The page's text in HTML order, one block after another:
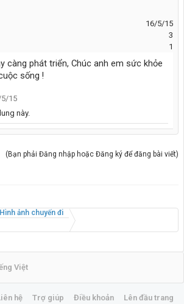
16/5/15
3
1
càng phát triển, Chúc anh em sức khỏe
sống !
15
này.
(Bạn phải Đăng nhập hoặc Đăng ký để đăng bài viết)
Hình ảnh chuyến đi
Việt
hệ Trợ giúp Điều khoản Lên đầu trang